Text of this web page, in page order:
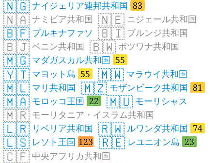
🇳🇬 ナイジェリア連邦共和国 83
🇳🇦 ナミビア共和国 🇳🇪 ニジェール共和国
🇧🇫 ブルキナファソ 🇧🇮 ブルンジ共和国
🇧🇯 ベニン共和国 🇧🇼 ボツワナ共和国
🇲🇬 マダガスカル共和国 55
🇾🇹 マヨット島 55 🇲🇼 マラウイ共和国
🇲🇱 マリ共和国 🇲🇿 モザンビーク共和国 81
🇲🇦 モロッコ王国 22 🇲🇺 モーリシャス
🇲🇷 モーリタニア・イスラム共和国
🇱🇷 リベリア共和国 🇷🇼 ルワンダ共和国 74
🇱🇸 レソト王国 123 🇷🇪 レユニオン島 23
🇨🇫 中央アフリカ共和国